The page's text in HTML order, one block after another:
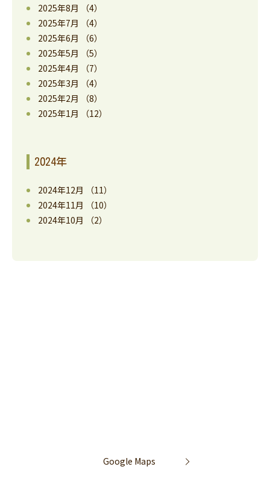
2025年8月
（4）
2025年7月
（4）
2025年6月
（6）
2025年5月
（5）
2025年4月
（7）
2025年3月
（4）
2025年2月
（8）
2025年1月
（12）
2024年
2024年12月
（11）
2024年11月
（10）
2024年10月
（2）
Google Maps